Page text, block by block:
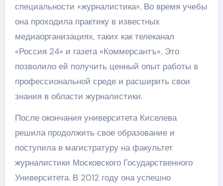
специальности «журналистика». Во время учебы
она проходила практику в известных
медиаорганизациях, таких как телеканал
«Россия 24» и газета «Коммерсантъ». Это
позволило ей получить ценный опыт работы в
профессиональной среде и расширить свои
знания в области журналистики.
После окончания университета Киселева
решила продолжить свое образование и
поступила в магистратуру на факультет
журналистики Московского Государственного
Университета. В 2012 году она успешно